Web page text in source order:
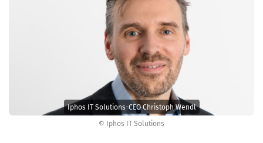
© Iphos IT Solutions
Iphos IT Solutions-CEO Christoph Wendl